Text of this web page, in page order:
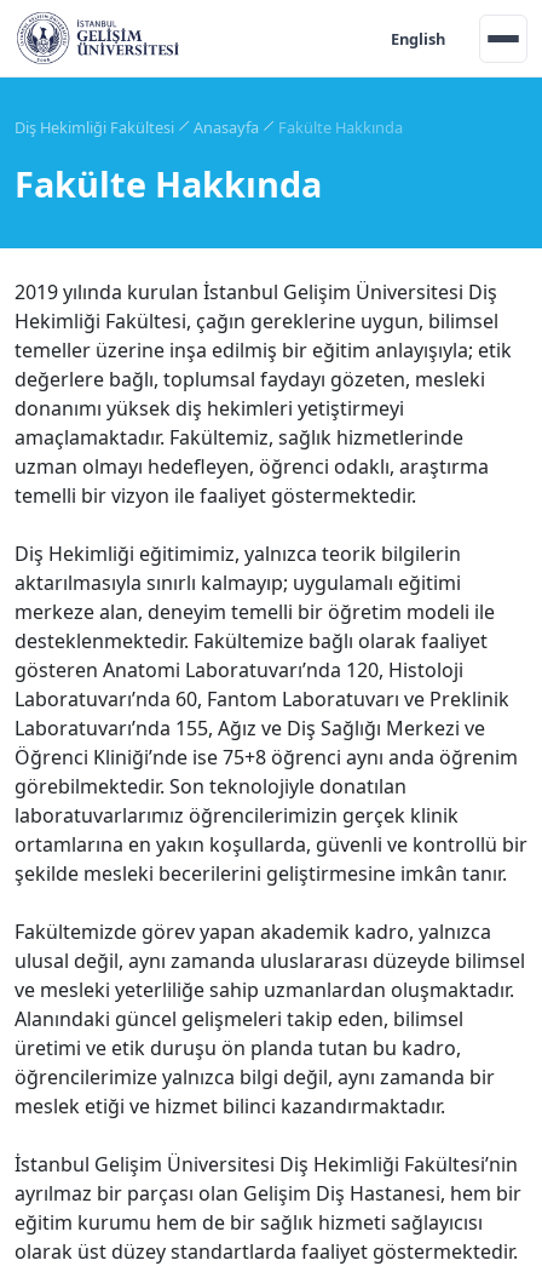
English
Diş Hekimliği Fakültesi Anasayfa Fakülte Hakkında
Fakülte Hakkında
2019 yılında kurulan İstanbul Gelişim Üniversitesi Diş
Hekimliği Fakültesi, çağın gereklerine uygun, bilimsel
temeller üzerine inşa edilmiş bir eğitim anlayışıyla; etik
değerlere bağlı, toplumsal faydayı gözeten, mesleki
donanımı yüksek diş hekimleri yetiştirmeyi
amaçlamaktadır. Fakültemiz, sağlık hizmetlerinde
uzman olmayı hedefleyen, öğrenci odaklı, araştırma
temelli bir vizyon ile faaliyet göstermektedir.
Diş Hekimliği eğitimimiz, yalnızca teorik bilgilerin
aktarılmasıyla sınırlı kalmayıp; uygulamalı eğitimi
merkeze alan, deneyim temelli bir öğretim modeli ile
desteklenmektedir. Fakültemize bağlı olarak faaliyet
gösteren Anatomi Laboratuvarı’nda 120, Histoloji
Laboratuvarı’nda 60, Fantom Laboratuvarı ve Preklinik
Laboratuvarı’nda 155, Ağız ve Diş Sağlığı Merkezi ve
Öğrenci Kliniği’nde ise 75+8 öğrenci aynı anda öğrenim
görebilmektedir. Son teknolojiyle donatılan
laboratuvarlarımız öğrencilerimizin gerçek klinik
ortamlarına en yakın koşullarda, güvenli ve kontrollü bir
şekilde mesleki becerilerini geliştirmesine imkân tanır.
Fakültemizde görev yapan akademik kadro, yalnızca
ulusal değil, aynı zamanda uluslararası düzeyde bilimsel
ve mesleki yeterliliğe sahip uzmanlardan oluşmaktadır.
Alanındaki güncel gelişmeleri takip eden, bilimsel
üretimi ve etik duruşu ön planda tutan bu kadro,
öğrencilerimize yalnızca bilgi değil, aynı zamanda bir
meslek etiği ve hizmet bilinci kazandırmaktadır.
İstanbul Gelişim Üniversitesi Diş Hekimliği Fakültesi’nin
ayrılmaz bir parçası olan Gelişim Diş Hastanesi, hem bir
eğitim kurumu hem de bir sağlık hizmeti sağlayıcısı
olarak üst düzey standartlarda faaliyet göstermektedir.